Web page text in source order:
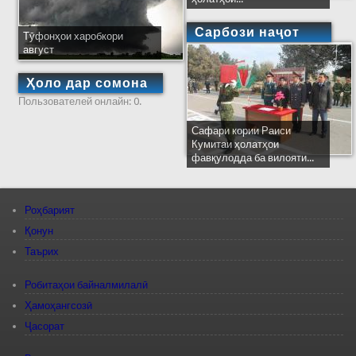
Тӯфонҳои харобкори
август
Ҳоло дар сомона
Пользователей онлайн: 0.
Сарбози наҷот
Сафари кории Раиси
Кумитаи ҳолатҳои
фавқулодда ба вилояти...
Роҳбарият
Қонун
Таърих
Робитаҳои байналмилалӣ
Ҳамоҳангсозӣ
Ҷасорат